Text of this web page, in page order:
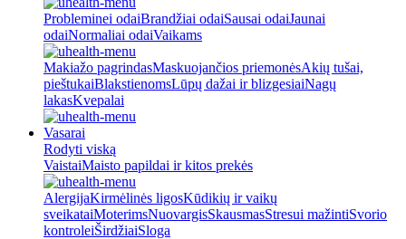
Probleminei odaiBrandžiai odaiSausai odaiJaunai
odaiNormaliai odaiVaikams
Makiažo pagrindasMaskuojančios priemonėsAkių tušai,
pieštukaiBlakstienomsLūpų dažai ir blizgesiaiNagų
lakasKvepalai
Vasarai
Rodyti viską
VaistaiMaisto papildai ir kitos prekės
AlergijaKirmėlinės ligosKūdikių ir vaikų
sveikataiMoterimsNuovargisSkausmasStresui mažintiSvorio
kontroleiŠirdžiaiSloga